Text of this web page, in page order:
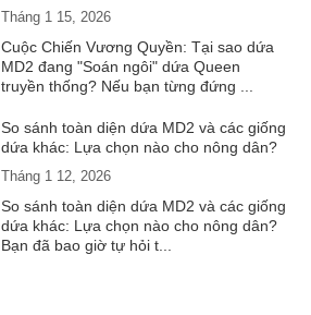
Tháng 1 15, 2026
Cuộc Chiến Vương Quyền: Tại sao dứa
MD2 đang "Soán ngôi" dứa Queen
truyền thống? Nếu bạn từng đứng ...
So sánh toàn diện dứa MD2 và các giống
dứa khác: Lựa chọn nào cho nông dân?
Tháng 1 12, 2026
So sánh toàn diện dứa MD2 và các giống
dứa khác: Lựa chọn nào cho nông dân?
Bạn đã bao giờ tự hỏi t...